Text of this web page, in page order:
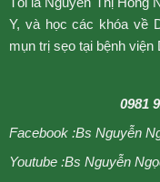
Y, và học các khóa về
mụn trị sẹo tại bệnh viện
0981
Facebook :Bs Nguyễn
Youtube :Bs Nguyễn